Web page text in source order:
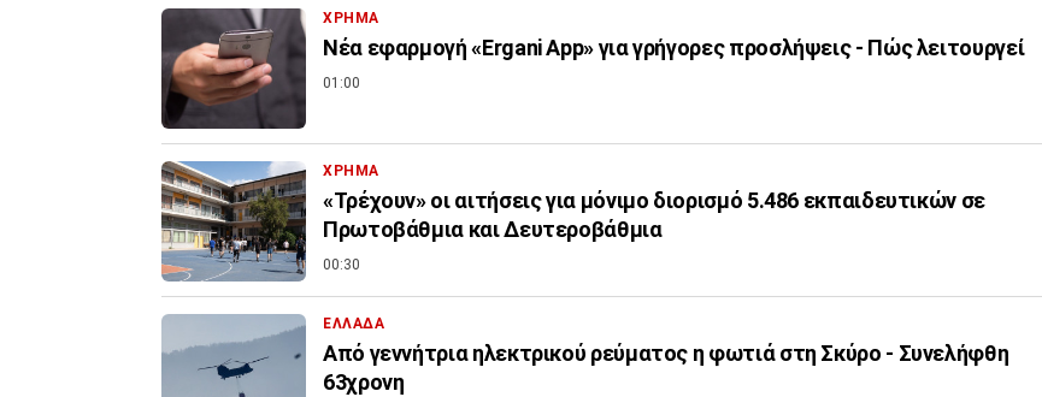
ΧΡΗΜΑ
Νέα εφαρμογή «Ergani App» για γρήγορες προσλήψεις - Πώς λειτουργεί
01:00
ΧΡΗΜΑ
«Τρέχουν» οι αιτήσεις για μόνιμο διορισμό 5.486 εκπαιδευτικών σε
Πρωτοβάθμια και Δευτεροβάθμια
00:30
ΕΛΛΑΔΑ
Από γεννήτρια ηλεκτρικού ρεύματος η φωτιά στη Σκύρο - Συνελήφθη
63χρονη